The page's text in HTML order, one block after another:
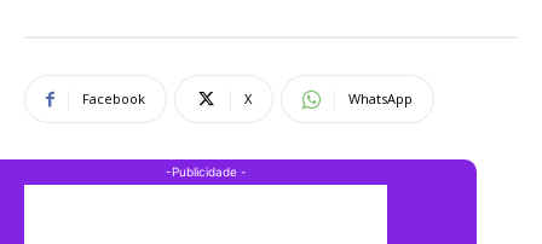
Facebook X WhatsApp
-Publicidade -